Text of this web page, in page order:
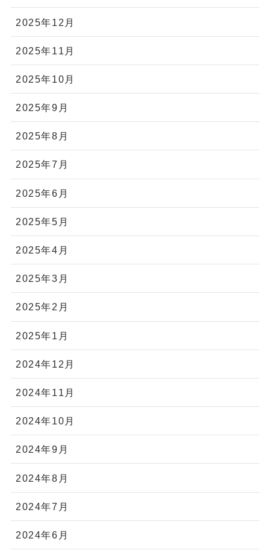
2025年12月
2025年11月
2025年10月
2025年9月
2025年8月
2025年7月
2025年6月
2025年5月
2025年4月
2025年3月
2025年2月
2025年1月
2024年12月
2024年11月
2024年10月
2024年9月
2024年8月
2024年7月
2024年6月